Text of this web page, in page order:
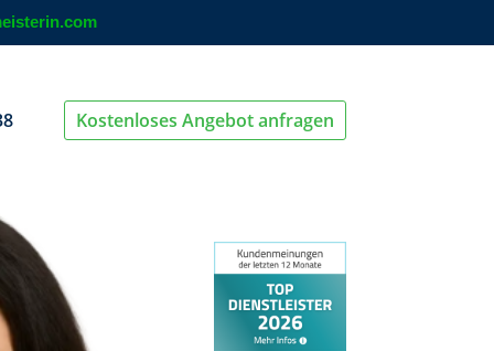
Kostenloses Angebot anfragen